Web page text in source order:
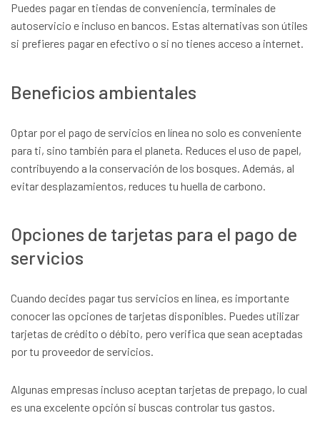
Puedes pagar en tiendas de conveniencia, terminales de
autoservicio e incluso en bancos. Estas alternativas son útiles
si prefieres pagar en efectivo o si no tienes acceso a internet.
Beneficios ambientales
Optar por el pago de servicios en línea no solo es conveniente
para ti, sino también para el planeta. Reduces el uso de papel,
contribuyendo a la conservación de los bosques. Además, al
evitar desplazamientos, reduces tu huella de carbono.
Opciones de tarjetas para el pago de
servicios
Cuando decides pagar tus servicios en línea, es importante
conocer las opciones de tarjetas disponibles. Puedes utilizar
tarjetas de crédito o débito, pero verifica que sean aceptadas
por tu proveedor de servicios.
Algunas empresas incluso aceptan tarjetas de prepago, lo cual
es una excelente opción si buscas controlar tus gastos.